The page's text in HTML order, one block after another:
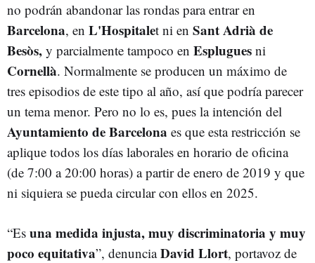
no podrán abandonar las rondas para entrar en
Barcelona, en L'Hospitalet ni en Sant Adrià de
Besòs, y parcialmente tampoco en Esplugues ni
Cornellà. Normalmente se producen un máximo de
tres episodios de este tipo al año, así que podría parecer
un tema menor. Pero no lo es, pues la intención del
Ayuntamiento de Barcelona es que esta restricción se
aplique todos los días laborales en horario de oficina
(de 7:00 a 20:00 horas) a partir de enero de 2019 y que
ni siquiera se pueda circular con ellos en 2025.
“Es una medida injusta, muy discriminatoria y muy
poco equitativa”, denunciaDavid Llort, portavoz de